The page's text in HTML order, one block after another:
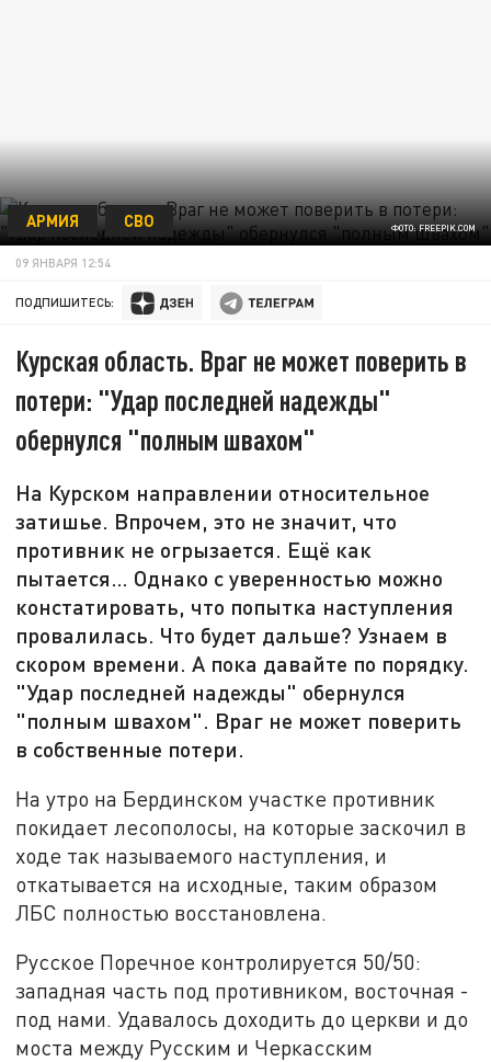
ФОТО: FREEPIK.COM
АРМИЯ СВО
09 ЯНВАРЯ 12:54
ПОДПИШИТЕСЬ:
Курская область. Враг не может поверить в
потери: "Удар последней надежды"
обернулся "полным швахом"
На Курском направлении относительное
затишье. Впрочем, это не значит, что
противник не огрызается. Ещё как
пытается… Однако с уверенностью можно
констатировать, что попытка наступления
провалилась. Что будет дальше? Узнаем в
скором времени. А пока давайте по порядку.
"Удар последней надежды" обернулся
"полным швахом". Враг не может поверить
в собственные потери.
На утро на Бердинском участке противник
покидает лесополосы, на которые заскочил в
ходе так называемого наступления, и
откатывается на исходные, таким образом
ЛБС полностью восстановлена.
Русское Поречное контролируется 50/50:
западная часть под противником, восточная -
под нами. Удавалось доходить до церкви и до
моста между Русским и Черкасским